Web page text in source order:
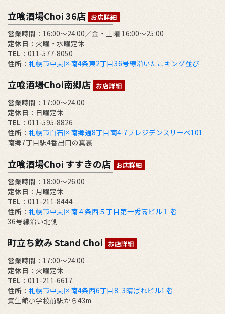
立喰酒場Choi 36店 お店詳細
営業時間 ：16:00～24:00／金・土曜 16:00～25:00
定休日 ：火曜・水曜定休
TEL ：011-577-8050
住所 ： 札幌市中央区南4条東2丁目36号線沿いたこキング並び
立喰酒場Choi南郷店 お店詳細
営業時間 ：17:00～24:00
定休日 ：日曜定休
TEL ：011-595-8826
住所 ： 札幌市白石区南郷通8丁目南4-7プレジデンスリーベ101
南郷7丁目駅4番出口の真裏
立喰酒場Choi すすきの店 お店詳細
営業時間 ：18:00～26:00
定休日 ：月曜定休
TEL ：011-211-8444
住所 ： 札幌市中央区南４条西５丁目第一秀高ビル１階
36号線沿い北側
町立ち飲み Stand Choi お店詳細
営業時間 ：17:00〜24:00
定休日 ：火曜定休
TEL ：011-211-6617
住所 ： 札幌市中央区南4条西6丁目8−3晴ばれビル1階
資生館小学校前駅から43m